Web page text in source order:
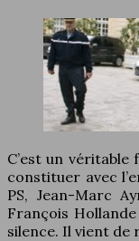
C’est un
constituer avec
PS, Jean-Marc
François
silence. Il vient de